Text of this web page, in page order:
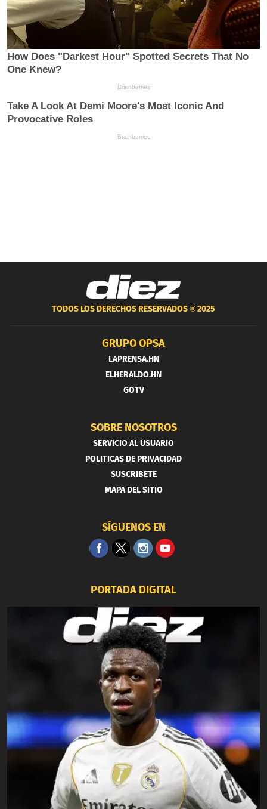
TODOS LOS DERECHOS RESERVADOS ®2025
GRUPO OPSA
LAPRENSA.HN
ELHERALDO.HN
GOTV
SOBRE NOSOTROS
SERVICIO AL USUARIO
POLITICAS DE PRIVACIDAD
SUSCRIBETE
MAPA DEL SITIO
SÍGUENOS EN
PORTADA DIGITAL